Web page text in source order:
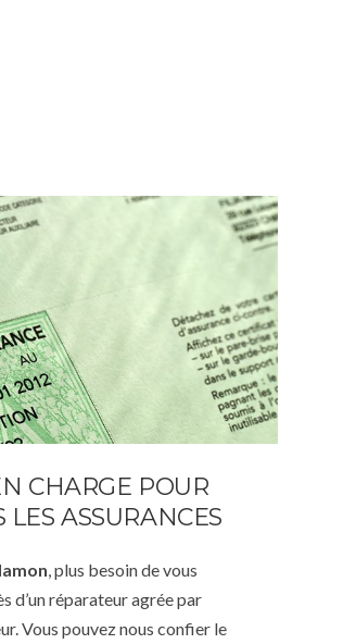
CHARGE POUR
LES ASSURANCES
, plus besoin de vous
d’un réparateur agrée par
Vous pouvez nous confier le